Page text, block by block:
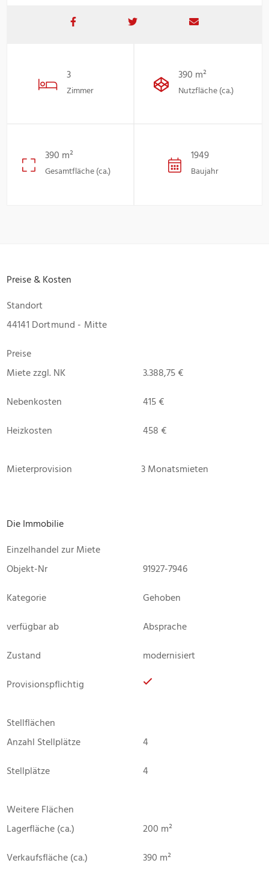
3
Zimmer
390 m²
Nutzfläche (ca.)
390 m²
Gesamtfläche (ca.)
1949
Baujahr
Preise & Kosten
Standort
44141 Dortmund - Mitte
Preise
Miete zzgl. NK
3.388,75 €
Nebenkosten
415 €
Heizkosten
458 €
Mieterprovision 3 Monatsmieten
Die Immobilie
Einzelhandel zur Miete
Objekt-Nr
91927-7946
Kategorie
Gehoben
verfügbar ab
Absprache
Zustand
modernisiert
Provisionspflichtig
Stellflächen
Anzahl Stellplätze
4
Stellplätze
4
Weitere Flächen
Lagerfläche (ca.)
200 m²
Verkaufsfläche (ca.)
390 m²